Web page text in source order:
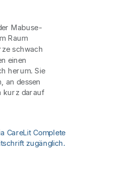
Mabuse-
Raum
schwach
einen
herum. Sie
an dessen
kurz darauf
CareLit Complete
zugänglich.